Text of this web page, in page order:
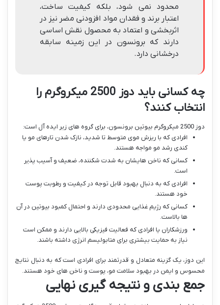
محدود نمی شود، بلکه کیفیت ساخت،
اعتبار برند و فقدان مواد افزودنی مضر نیز در
اثربخشی و اعتماد به محصول نقش اساسی
دارند که برونسون در این زمینه سابقه
درخشانی دارد.
چه کسانی باید دوز 2500 میکروگرم را
انتخاب کنند؟
دوز 2500 میکروگرم بیوتین برونسون، برای گروه های زیر ایده آل است:
افرادی که با ریزش موی متوسط تا شدید، نازک شدن تارهای مو یا
کندی رشد مو مواجه هستند.
کسانی که ناخن هایشان به شدت شکننده، ضعیف و آسیب پذیر
است.
افرادی که به دنبال بهبود قابل توجه در کیفیت و رطوبت پوست
خود هستند.
کسانی که رژیم غذایی محدودی دارند و احتمال کمبود بیوتین در آن
ها بالاست.
ورزشکاران یا افرادی که فعالیت فیزیکی بالایی دارند و ممکن است
نیاز به حمایت بیشتری برای متابولیسم انرژی داشته باشند.
این دوز، یک گزینه متعادل و قدرتمند برای افرادی است که به دنبال نتایج
محسوس و ایمن در بهبود سلامت مو، پوست و ناخن های خود هستند.
جمع بندی و نتیجه گیری نهایی